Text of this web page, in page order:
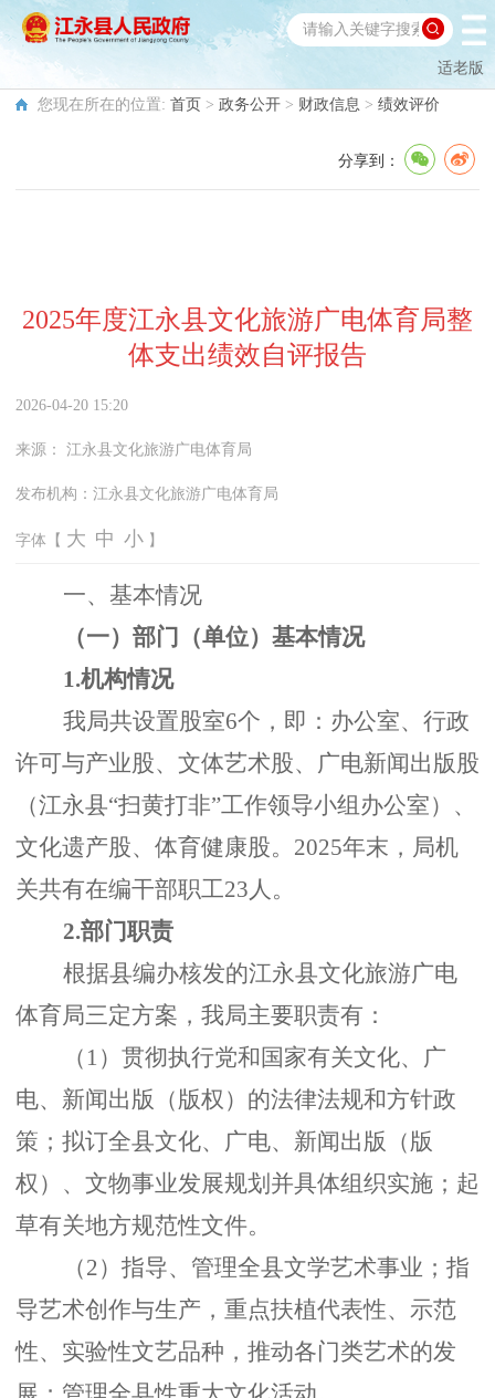
适老版
您现在所在的位置: 首页 > 政务公开 > 财政信息 > 绩效评价
分享到：
2025年度江永县文化旅游广电体育局整
体支出绩效自评报告
2026-04-20 15:20
来源： 江永县文化旅游广电体育局
发布机构： 江永县文化旅游广电体育局
字体【 大 中 小 】
一、基本情况
（一）部门（单位）基本情况
1.机构情况
我局共设置股室6个，即：办公室、行政
许可与产业股、文体艺术股、广电新闻出版股
（江永县“扫黄打非”工作领导小组办公室）、
文化遗产股、体育健康股。2025年末，局机
关共有在编干部职工23人。
2.部门职责
根据县编办核发的江永县文化旅游广电
体育局三定方案，我局主要职责有：
（ 1）贯彻执行党和国家有关文化、广
电、新闻出版（版权）的法律法规和方针政
策；拟订全县文化、广电、新闻出版（版
权）、文物事业发展规划并具体组织实施；起
草有关地方规范性文件。
（2）指导、管理全县文学艺术事业；指
导艺术创作与生产，重点扶植代表性、示范
性、实验性文艺品种，推动各门类艺术的发